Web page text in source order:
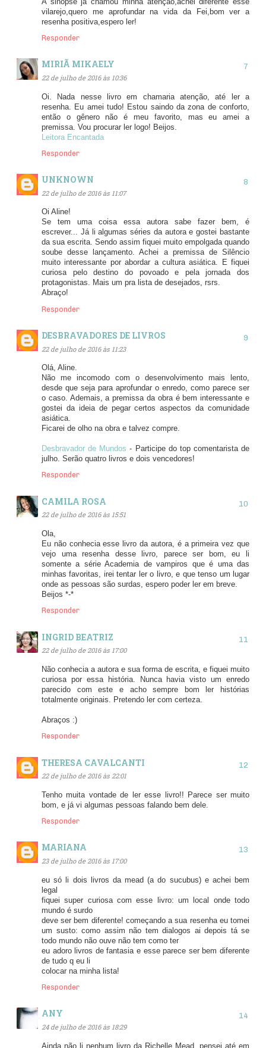
vilarejo,quero me aprofundar na vida da Fei,bom ver a
resenha positiva,espero ler!
Responder
MIRIÃ MIKAELY
22 de julho de 2016 às 10:36
Oi. Nada nesse livro em chamaria atenção, até ler a
resenha. Eu amei tudo! Estou saindo da zona de conforto,
então o gênero não é meu favorito, mas eu amei a
premissa. Vou procurar ler logo! Beijos.
Leitora Encantada
Responder
UNKNOWN
22 de julho de 2016 às 11:07
Oi Aline!
Se tem uma coisa essa autora sabe fazer bem, é
escrever... Já li algumas séries da autora e gostei bastante
da sua escrita. Sendo assim fiquei muito empolgada quando
soube desse lançamento. Achei a premissa de Silêncio
muito interessante por abordar a cultura asiática. E fiquei
curiosa pelo destino do povoado e pela jornada dos
protagonistas. Mais um pra lista de desejados, rsrs.
Abraço!
Responder
DESBRAVADORES DE LIVROS
22 de julho de 2016 às 11:23
Olá, Aline.
Não me incomodo com o desenvolvimento mais lento,
desde que seja para aprofundar o enredo, como parece ser
o caso. Ademais, a premissa da obra é bem interessante e
gostei da ideia de pegar certos aspectos da comunidade
asiática.
Ficarei de olho na obra e talvez compre.
Desbravador de Mundos - Participe do top comentarista de
julho. Serão quatro livros e dois vencedores!
Responder
CAMILA ROSA
22 de julho de 2016 às 15:51
Ola,
Eu não conhecia esse livro da autora, é a primeira vez que
vejo uma resenha desse livro, parece ser bom, eu li
somente a série Academia de vampiros que é uma das
minhas favoritas, irei tentar ler o livro, e que tenso um lugar
onde as pessoas são surdas, espero poder ler em breve.
Beijos *-*
Responder
INGRID BEATRIZ
22 de julho de 2016 às 17:00
Não conhecia a autora e sua forma de escrita, e fiquei muito
curiosa por essa história. Nunca havia visto um enredo
parecido com este e acho sempre bom ler histórias
totalmente originais. Pretendo ler com certeza.
Abraços :)
Responder
THERESA CAVALCANTI
22 de julho de 2016 às 22:01
Tenho muita vontade de ler esse livro!! Parece ser muito
bom, e já vi algumas pessoas falando bem dele.
Responder
MARIANA
23 de julho de 2016 às 17:00
eu só li dois livros da mead (a do sucubus) e achei bem
legal
fiquei super curiosa com esse livro: um local onde todo
mundo é surdo
deve ser bem diferente! começando a sua resenha eu tomei
um susto: como assim não tem dialogos ai depois tá se
todo mundo não ouve não tem como ter
eu adoro livros de fantasia e esse parece ser bem diferente
de tudo q eu li
colocar na minha lista!
Responder
ANY
24 de julho de 2016 às 18:29
Ainda não li nenhum livro da Richelle Mead, pensei até em